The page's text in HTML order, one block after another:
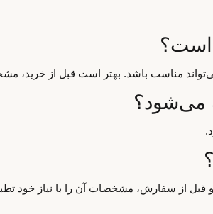
است؟
مناسب باشد. بهتر است قبل از
می‌شود؟
و قبل از سفارش، مشخصات آن را با نیاز خود